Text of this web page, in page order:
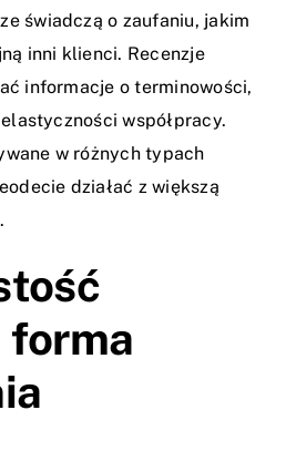
świadczą o zaufaniu, jakim
inni klienci. Recenzje
informacje o terminowości,
współpracy.
w różnych typach
działać z większą
forma